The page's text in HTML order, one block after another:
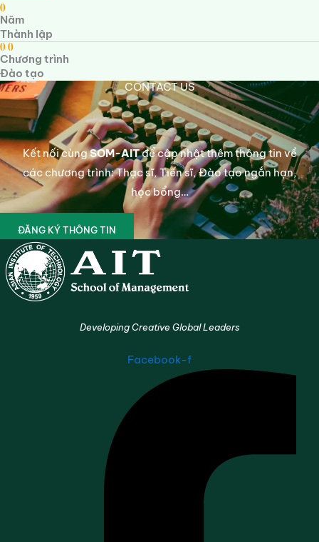
0
Năm
Thành lập
00
Chương trình
Đào tạo
CONTACT US
Kết nối cùngSOM-AITđể cập nhật thêm thông tin về
các chương trình: Thạc sĩ, Tiến sĩ, Đào tạo ngắn hạn,
học bổng…
ĐĂNG KÝ THÔNG TIN
Developing Creative Global Leaders
Facebook-f